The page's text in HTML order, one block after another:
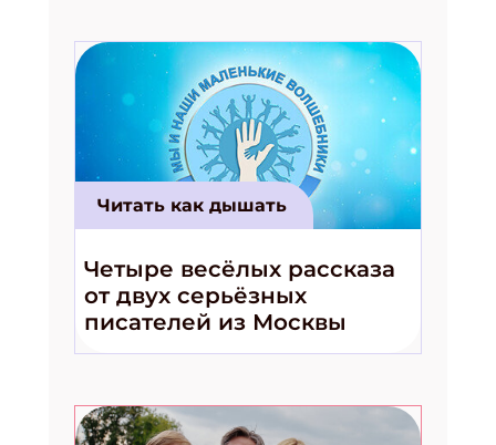
Читать как дышать
Четыре весёлых рассказа
от двух серьёзных
писателей из Москвы
ПОДПИСАТЬСЯ